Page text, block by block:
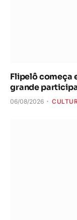
Flipelô começa
grande
06/08/2026